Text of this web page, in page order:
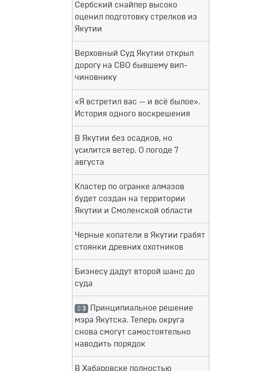
Сербский снайпер высоко
оценил подготовку стрелков из
Якутии
Верховный Суд Якутии открыл
дорогу на СВО бывшему вип-
чиновнику
«Я встретил вас — и всё былое».
История одного воскрешения
В Якутии без осадков, но
усилится ветер. О погоде 7
августа
Кластер по огранке алмазов
будет создан на территории
Якутии и Смоленской области
Черные копатели в Якутии грабят
стоянки древних охотников
Бизнесу дадут второй шанс до
суда
3 Принципиальное решение
мэра Якутска. Теперь округа
снова смогут самостоятельно
наводить порядок
В Хабаровске полностью